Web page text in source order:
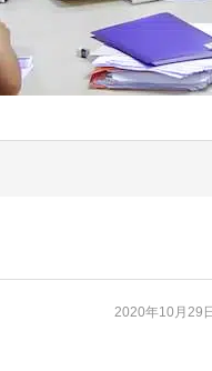
2020年10月29日